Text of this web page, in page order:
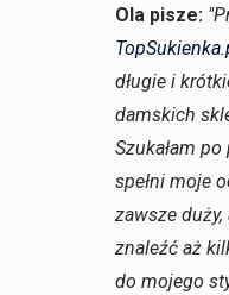
Ola pisze:
długie i
damskich
Szukałam
spełni moje
zawsze
znaleźć aż
do mojego